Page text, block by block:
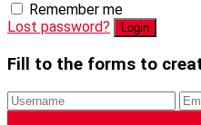
Remember me
Lost password?
Fill to the forms to